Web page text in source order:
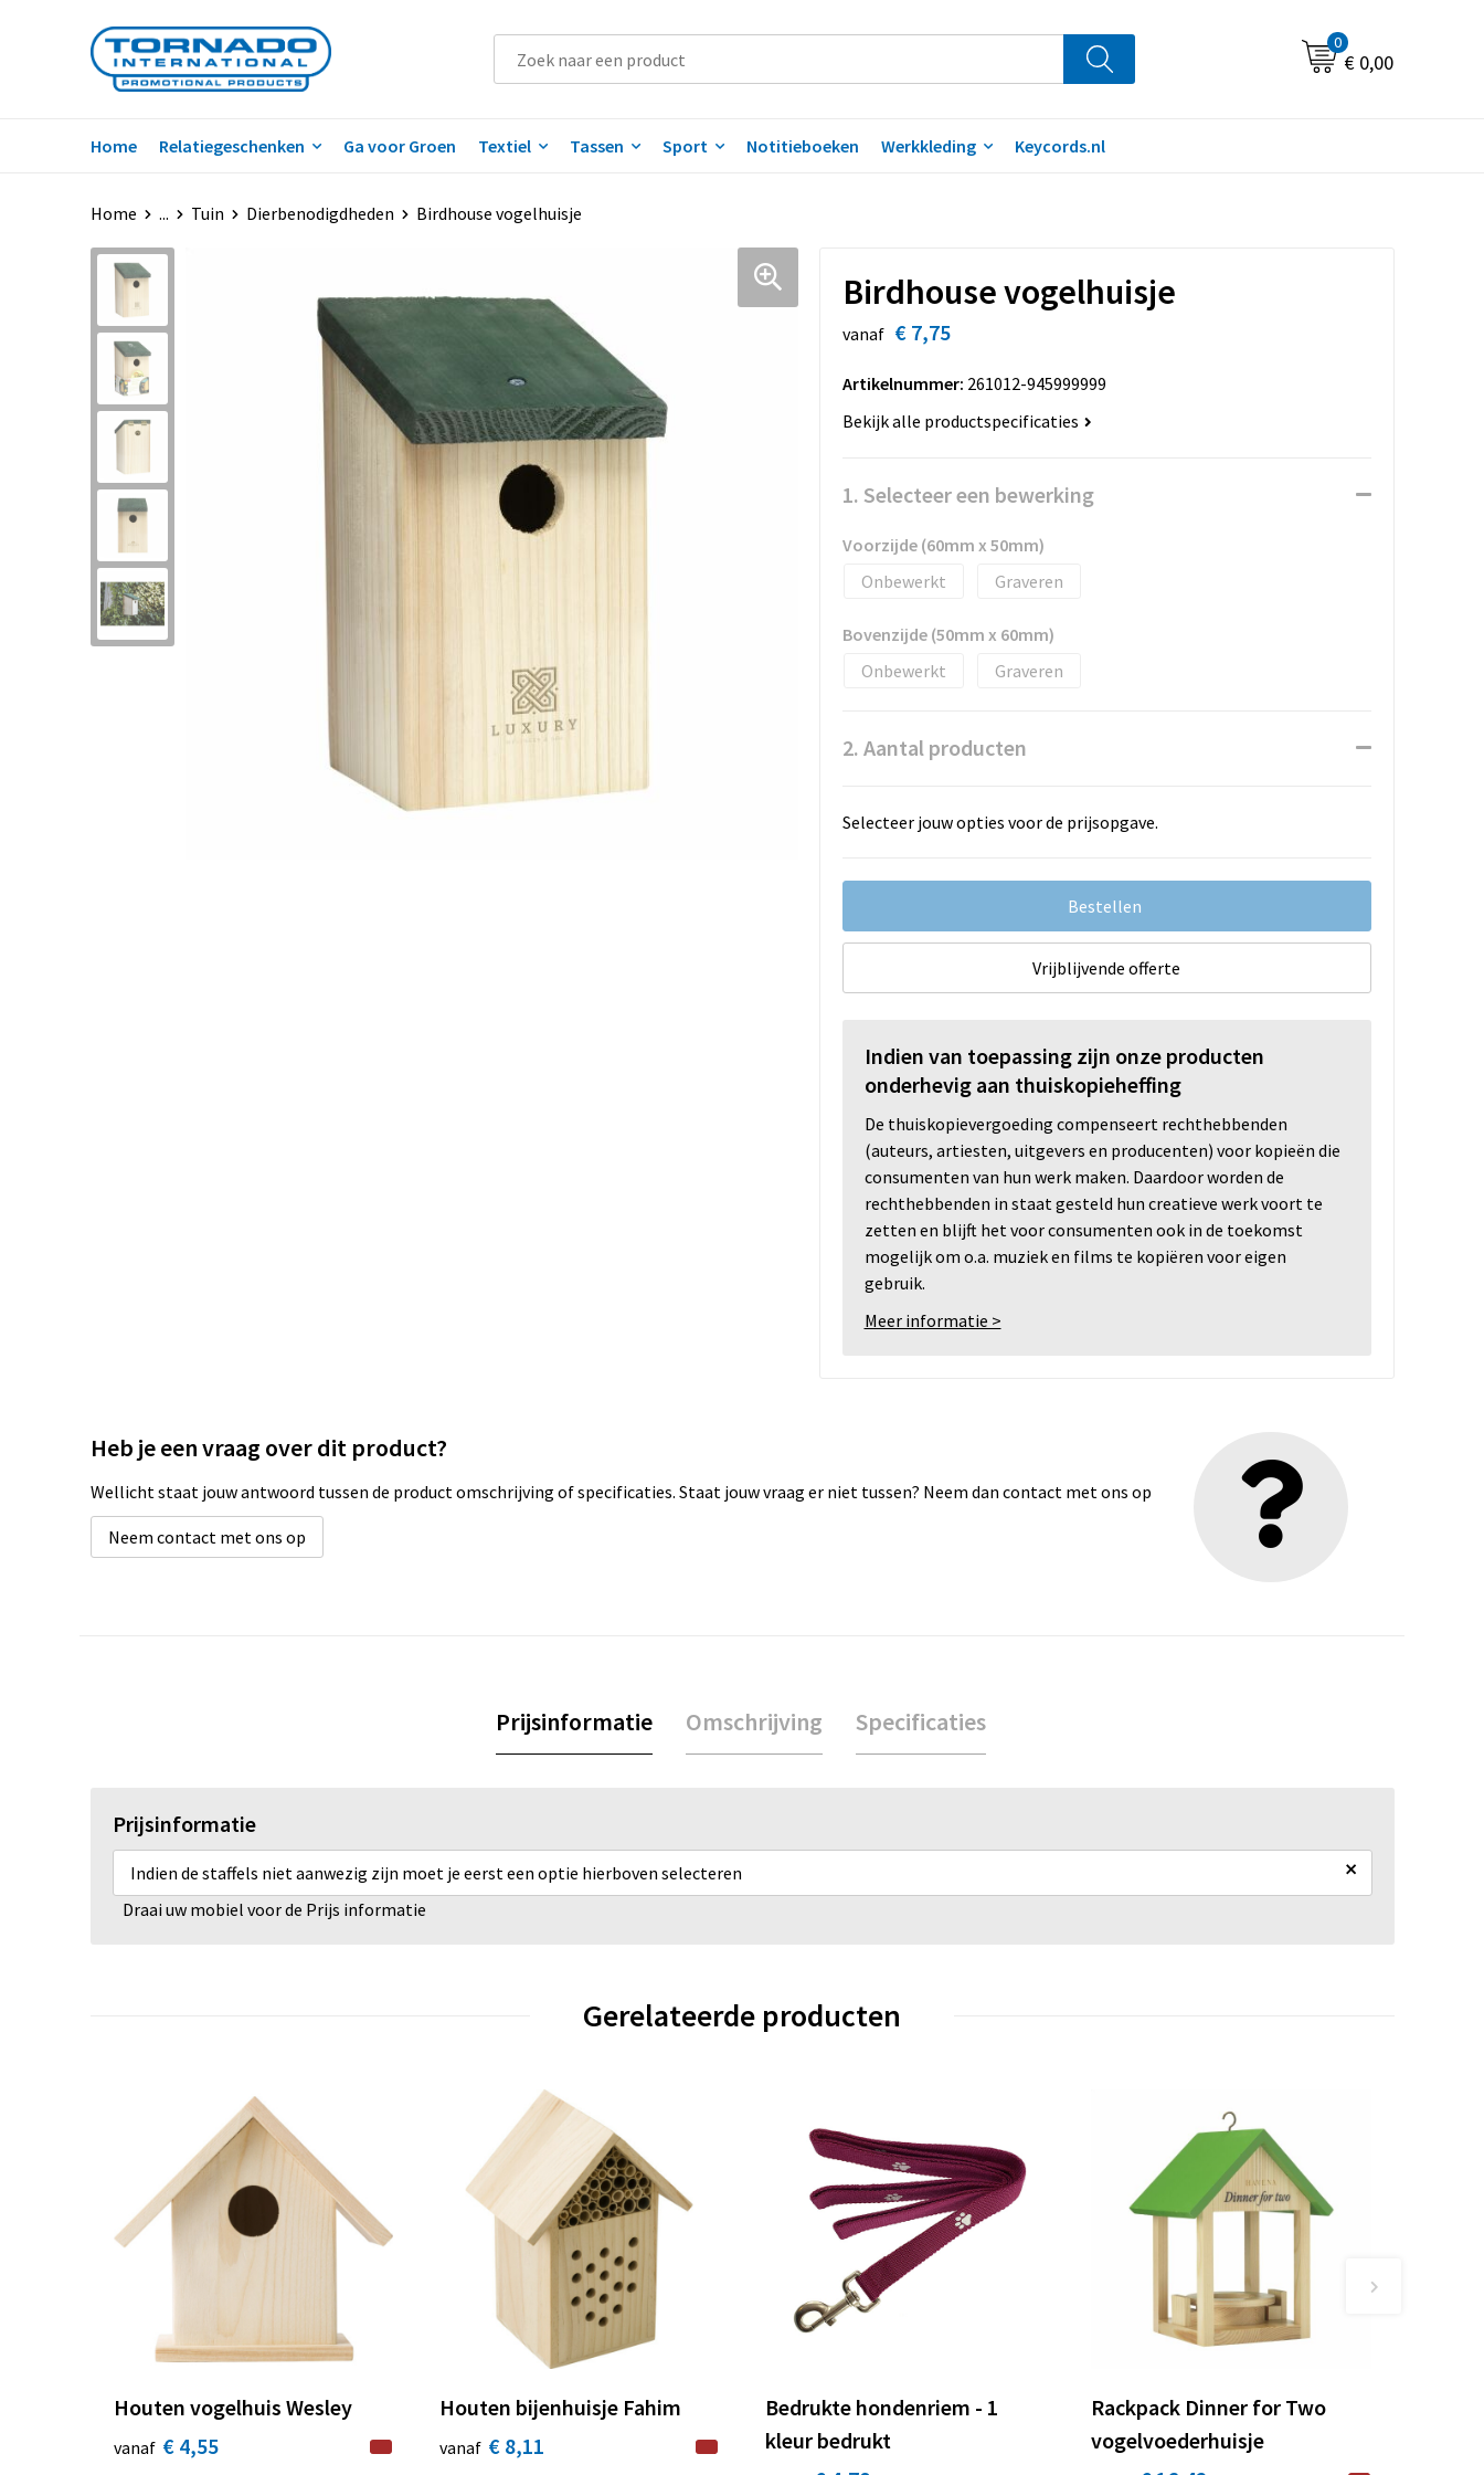
0
€ 0,00
Home Relatiegeschenken Ga voor Groen Textiel Tassen Sport Notitieboeken Werkkleding Keycords.nl
Home ... Tuin Dierbenodigdheden Birdhouse vogelhuisje
Birdhouse vogelhuisje
vanaf € 7,75
Artikelnummer: 261012-945999999
Bekijk alle productspecificaties
1. Selecteer een bewerking
Voorzijde (60mm x 50mm)
Onbewerkt
Graveren
Bovenzijde (50mm x 60mm)
Onbewerkt
Graveren
2. Aantal producten
Selecteer jouw opties voor de prijsopgave.
Bestellen
Vrijblijvende offerte
Indien van toepassing zijn onze producten
onderhevig aan thuiskopieheffing
De thuiskopievergoeding compenseert rechthebbenden
(auteurs, artiesten, uitgevers en producenten) voor kopieën die
consumenten van hun werk maken. Daardoor worden de
rechthebbenden in staat gesteld hun creatieve werk voort te
zetten en blijft het voor consumenten ook in de toekomst
mogelijk om o.a. muziek en films te kopiëren voor eigen
gebruik.
Meer informatie >
Heb je een vraag over dit product?
Wellicht staat jouw antwoord tussen de product omschrijving of specificaties. Staat jouw vraag er niet tussen? Neem dan contact met ons op
Neem contact met ons op
Prijsinformatie Omschrijving Specificaties
Prijsinformatie
Indien de staffels niet aanwezig zijn moet je eerst een optie hierboven selecteren ×
Draai uw mobiel voor de Prijs informatie
Gerelateerde producten
Houten vogelhuis Wesley
vanaf € 4,55
Houten bijenhuisje Fahim
vanaf € 8,11
Bedrukte hondenriem - 1
kleur bedrukt
Rackpack Dinner for Two
vogelvoederhuisje